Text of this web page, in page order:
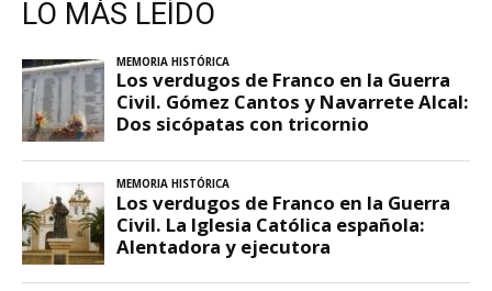
LO MÁS LEÍDO